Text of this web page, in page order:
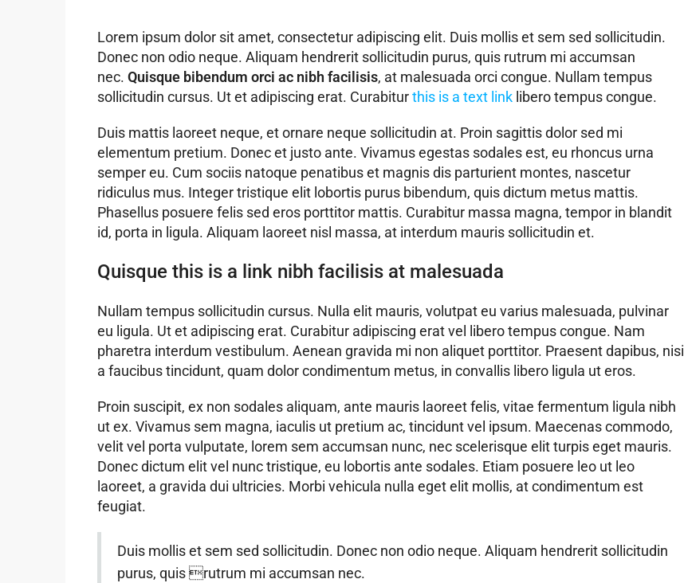
Lorem ipsum dolor sit amet, consectetur adipiscing elit. Duis mollis et sem sed sollicitudin.
Donec non odio neque. Aliquam hendrerit sollicitudin purus, quis rutrum mi accumsan
nec. Quisque bibendum orci ac nibh facilisis, at malesuada orci congue. Nullam tempus
sollicitudin cursus. Ut et adipiscing erat. Curabiturthis is a text link libero tempus congue.
Duis mattis laoreet neque, et ornare neque sollicitudin at. Proin sagittis dolor sed mi
elementum pretium. Donec et justo ante. Vivamus egestas sodales est, eu rhoncus urna
semper eu. Cum sociis natoque penatibus et magnis dis parturient montes, nascetur
ridiculus mus. Integer tristique elit lobortis purus bibendum, quis dictum metus mattis.
Phasellus posuere felis sed eros porttitor mattis. Curabitur massa magna, tempor in blandit
id, porta in ligula. Aliquam laoreet nisl massa, at interdum mauris sollicitudin et.
Quisque this is a link nibh facilisis at malesuada
Nullam tempus sollicitudin cursus. Nulla elit mauris, volutpat eu varius malesuada, pulvinar
eu ligula. Ut et adipiscing erat. Curabitur adipiscing erat vel libero tempus congue. Nam
pharetra interdum vestibulum. Aenean gravida mi non aliquet porttitor. Praesent dapibus, nisi
a faucibus tincidunt, quam dolor condimentum metus, in convallis libero ligula ut eros.
Proin suscipit, ex non sodales aliquam, ante mauris laoreet felis, vitae fermentum ligula nibh
ut ex. Vivamus sem magna, iaculis ut pretium ac, tincidunt vel ipsum. Maecenas commodo,
velit vel porta vulputate, lorem sem accumsan nunc, nec scelerisque elit turpis eget mauris.
Donec dictum elit vel nunc tristique, eu lobortis ante sodales. Etiam posuere leo ut leo
laoreet, a gravida dui ultricies. Morbi vehicula nulla eget elit mollis, at condimentum est
feugiat.
Duis mollis et sem sed sollicitudin. Donec non odio neque. Aliquam hendrerit sollicitudin
purus, quis rutrum mi accumsan nec.